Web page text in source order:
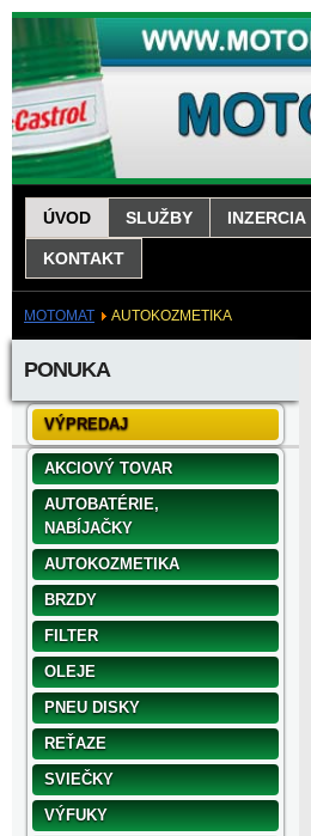
ÚVOD SLUŽBY INZERCIA
KONTAKT
MOTOMAT AUTOKOZMETIKA
PONUKA
VÝPREDAJ
AKCIOVÝ TOVAR
AUTOBATÉRIE,
NABÍJAČKY
AUTOKOZMETIKA
BRZDY
FILTER
OLEJE
PNEU DISKY
REŤAZE
SVIEČKY
VÝFUKY